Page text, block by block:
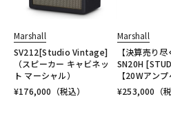
Marshall
SV212[Studio Vintage]
（スピーカー キャビネッ
ト マーシャル）
¥176,000 （税込）
Marshall
【決算売り尽
SN20H
【20Wアンプ
¥253,000 （